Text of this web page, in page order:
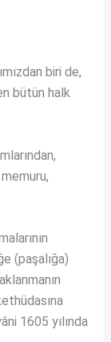
biri de,
bütün halk
(paşalığa)
1605 yılında